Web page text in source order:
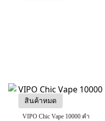
สินค้าหมด
VIPO Chic Vape 10000 คำ